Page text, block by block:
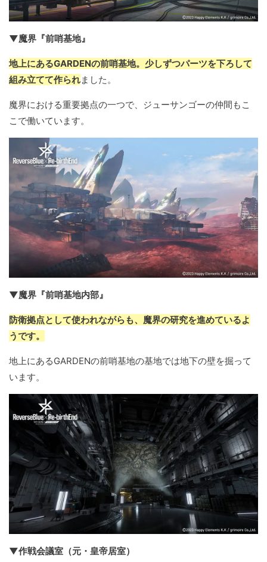
▼魔界『前哨基地』
地上にあるGARDENの前哨基地。少しずつパーツを下ろして
組み立てて作られました。
魔界における重要拠点の一つで、ジューサンゴーの仲間もこ
こで働いています。
▼魔界『前哨基地内部』
防衛拠点として使われながらも、魔界の研究を進めているよ
うです。
地上にあるGARDENの前哨基地の基地では地下の壁を掘って
います。
▼作戦会議室（元・皇帝居室）